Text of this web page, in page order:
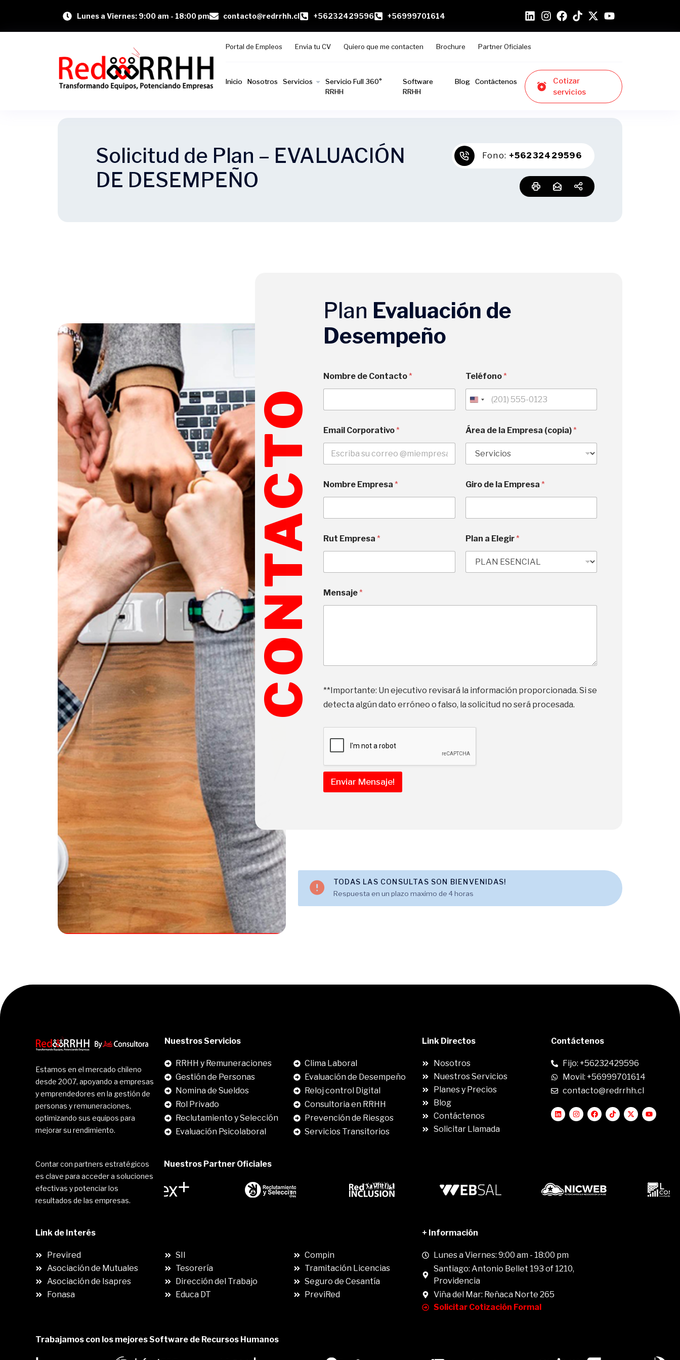
Lunes a Viernes: 9:00 am - 18:00 pm contacto@redrrhh.cl +56232429596 +56999701614
Portal de Empleos Envia tu CV Quiero que me contacten Brochure Partner Oficiales
Inicio Nosotros Servicios
Servicio Full 360°
RRHH
Software
RRHH
Blog Contáctenos
Cotizar
servicios
Solicitud de Plan – EVALUACIÓN
DE DESEMPEÑO
Fono: +56232429596
CONTACTO
Plan Evaluación de
Desempeño
Nombre de Contacto*
Email Corporativo*
Nombre Empresa *
Rut Empresa *
Teléfono*
U
i
e
d
t
a
s
1
Área de la Empresa (copia)*
Giro de la Empresa *
Plan a Elegir*
c
o
o
E
m
r
Mensaje*
**Importante: Un ejecutivo revisará la información proporcionada. Si se
detecta algún dato erróneo o falso, la solicitud no será procesada.
Enviar Mensaje!
TODAS LAS CONSULTAS SON BIENVENIDAS!
Respuesta en un plazo maximo de 4 horas
Estamos en el mercado chileno
desde 2007, apoyando a empresas
y emprendedores en la gestión de
personas y remuneraciones,
optimizando sus equipos para
mejorar su rendimiento.
Nuestros Servicios
RRHH y Remuneraciones
Gestión de Personas
Nomina de Sueldos
Rol Privado
Reclutamiento y Selección
Evaluación Psicolaboral
Clima Laboral
Evaluación de Desempeño
Reloj control Digital
Consultoria en RRHH
Prevención de Riesgos
Servicios Transitorios
Link Directos
Nosotros
Nuestros Servicios
Planes y Precios
Blog
Contáctenos
Solicitar Llamada
Contáctenos
Fijo: +56232429596
Movil: +56999701614
contacto@redrrhh.cl
Contar con partners estratégicos
es clave para acceder a soluciones
efectivas y potenciar los
resultados de las empresas.
Nuestros Partner Oficiales
Link de Interés
Previred
Asociación de Mutuales
Asociación de Isapres
Fonasa
SII
Tesorería
Dirección del Trabajo
Educa DT
Compin
Tramitación Licencias
Seguro de Cesantía
PreviRed
+ Información
Lunes a Viernes: 9:00 am - 18:00 pm
Santiago: Antonio Bellet 193 of 1210,
Providencia
Viña del Mar: Reñaca Norte 265
Solicitar Cotización Formal
Trabajamos con los mejores Software de Recursos Humanos